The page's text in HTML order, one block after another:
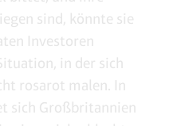
sind, könnte sie
Investoren
in der sich
rosarot malen. In
sich Großbritannien